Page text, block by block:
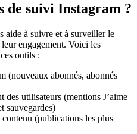
de suivi Instagram ?
aide à suivre et à surveiller le
engagement. Voici les
outils :
(nouveaux abonnés, abonnés
des utilisateurs (mentions J’aime
sauvegardes)
(publications les plus